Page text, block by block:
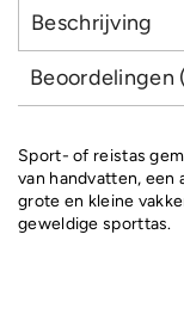
Beschrijving
Beoordelingen
Sport- of reistas
van handvatten, een
grote en kleine
geweldige sporttas.